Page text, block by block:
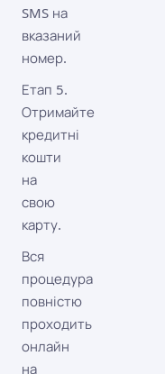
SMS на
вказаний
номер.
Етап 5.
Отримайте
кредитні
кошти
на
свою
карту.
Вся
процедура
повністю
проходить
онлайн
на